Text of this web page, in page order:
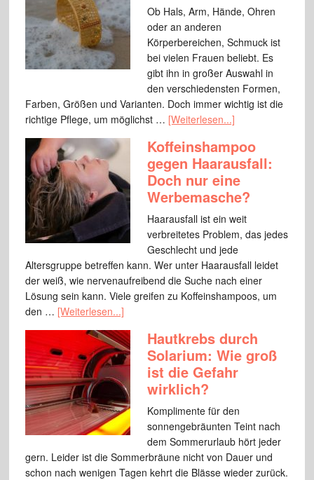
Ob Hals, Arm, Hände, Ohren
oder an anderen
Körperbereichen, Schmuck ist
bei vielen Frauen beliebt. Es
gibt ihn in großer Auswahl in
den verschiedensten Formen,
Farben, Größen und Varianten. Doch immer wichtig ist die
richtige Pflege, um möglichst … [Weiterlesen...]
Koffeinshampoo
gegen Haarausfall:
Doch nur eine
Werbemasche?
Haarausfall ist ein weit
verbreitetes Problem, das jedes
Geschlecht und jede
Altersgruppe betreffen kann. Wer unter Haarausfall leidet
der weiß, wie nervenaufreibend die Suche nach einer
Lösung sein kann. Viele greifen zu Koffeinshampoos, um
den … [Weiterlesen...]
Hautkrebs durch
Solarium: Wie groß
ist die Gefahr
wirklich?
Komplimente für den
sonnengebräunten Teint nach
dem Sommerurlaub hört jeder
gern. Leider ist die Sommerbräune nicht von Dauer und
schon nach wenigen Tagen kehrt die Blässe wieder zurück.